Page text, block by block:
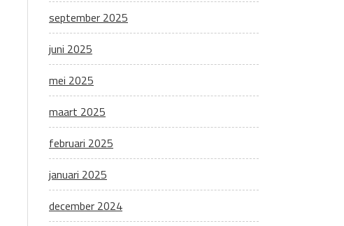
september 2025
juni 2025
mei 2025
maart 2025
februari 2025
januari 2025
december 2024